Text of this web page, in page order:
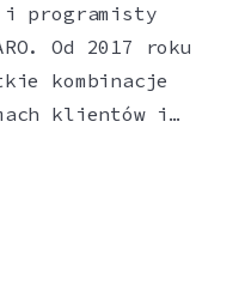
programisty
Od 2017 roku
kombinacje
klientów i…